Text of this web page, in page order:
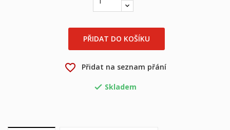
PŘIDAT DO KOŠÍKU
favorite_border Přidat na seznam přání
 Skladem
Můj seznam přání
Název seznamu přání
Přihlásit se
Musíte být přihlášen, abyste si mohli výrobky uložit do